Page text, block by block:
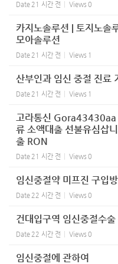
Date 21 시간 전 Views 0
카지노솔루션 | 토지노솔
모아솔루션
Date 21 시간 전 Views 1
산부인과 임신 중절 진료
Date 21 시간 전 Views 1
고라통신 Gora43430aa
류 소액대출 선불유심삽
출 RON
Date 21 시간 전 Views 0
임신중절약 미프진 구입
Date 22 시간 전 Views 0
건대입구역 임신중절수술
Date 22 시간 전 Views 0
임신중절에 관하여